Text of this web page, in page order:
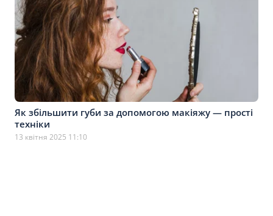
Як збільшити губи за допомогою макіяжу — прості
техніки
13 квітня 2025 11:10